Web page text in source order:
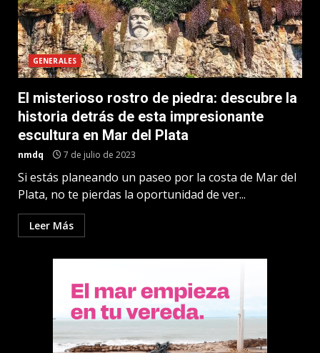
GENERALES
El misterioso rostro de piedra: descubre la
historia detrás de esta impresionante
escultura en Mar del Plata
nmdq 7 de julio de 2023
Si estás planeando un paseo por la costa de Mar del
Plata, no te pierdas la oportunidad de ver...
Leer Más